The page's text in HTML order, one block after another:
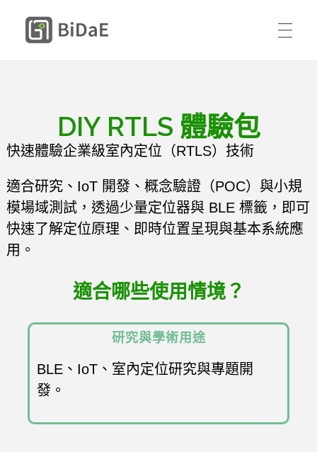
送貨人員與承攬商智慧進廠管理
醫療設備與人員智慧定位管理
定位平台
DIY 體驗包
購買方式
成功案例
關於我們
English
中文
DIY RTLS 體驗包
快速體驗企業級室內定位（RTLS）技術
適合研究、IoT 開發、概念驗證（POC）與小規
模場域測試，透過少量定位器與 BLE 標籤，即可
快速了解定位原理、即時位置呈現與基本系統應
用。
適合哪些使用情境？
研究與學術用途
BLE、IoT、室內定位研究與專題開
發。